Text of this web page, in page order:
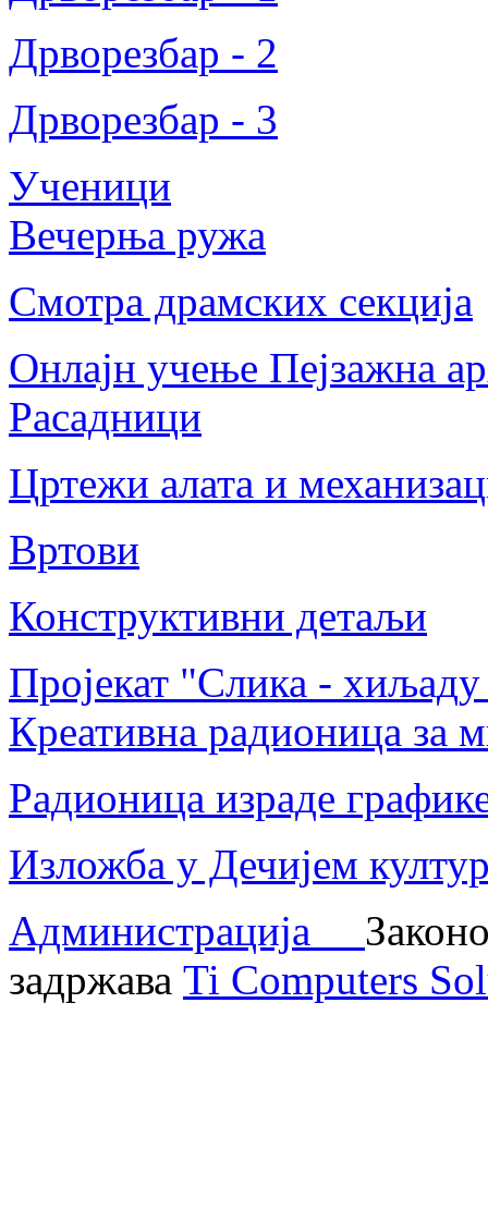
Дрворезбар - 2
Дрворезбар - 3
Ученици
Вечерња ружа
Смотра драмских секција
Онлајн учење Пејзажна
Расадници
Цртежи алата и
Вртови
Конструктивни детаљи
Пројекат "Слика -
Креативна радионица за
Радионица израде
Изложба у Дечијем
Администрација
задржава Ti Computers